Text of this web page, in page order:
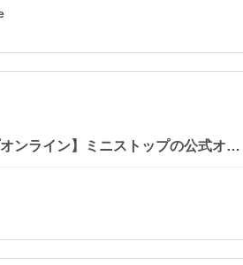
【ミニストップオンライン】ミニストップの公式オンラインストア